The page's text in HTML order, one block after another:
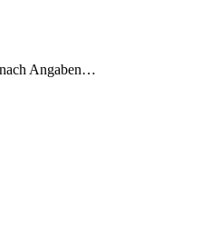
Angaben…